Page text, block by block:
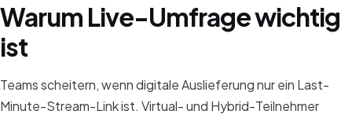
Warum Live-Umfrage wichtig
ist
Teams scheitern, wenn digitale Auslieferung nur ein Last-
Minute-Stream-Link ist. Virtual- und Hybrid-Teilnehmer